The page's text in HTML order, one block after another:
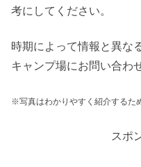
考にしてください。
時期によって情報と異な
キャンプ場にお問い合わ
※写真はわかりやすく紹介するた
スポ